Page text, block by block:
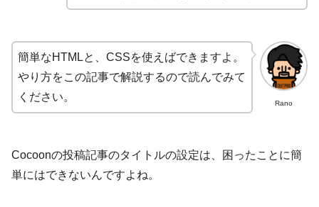
Rano
簡単なHTMLと、CSSを使えばできますよ。
やり方をこの記事で解説するので読んでみて
ください。
Cocoonの投稿記事のタイトルの設定は、困ったことに簡
単にはできないんですよね。